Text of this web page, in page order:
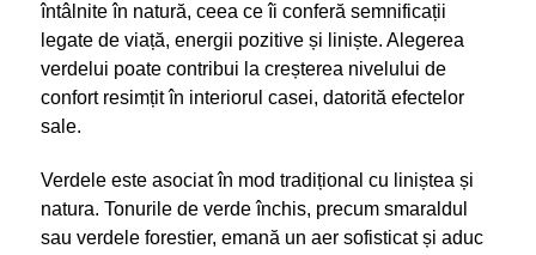
întâlnite în natură, ceea ce îi conferă semnificații
legate de viață, energii pozitive și liniște. Alegerea
verdelui poate contribui la creșterea nivelului de
confort resimțit în interiorul casei, datorită efectelor
sale.
Verdele este asociat în mod tradițional cu liniștea și
natura. Tonurile de verde închis, precum smaraldul
sau verdele forestier, emană un aer sofisticat și aduc